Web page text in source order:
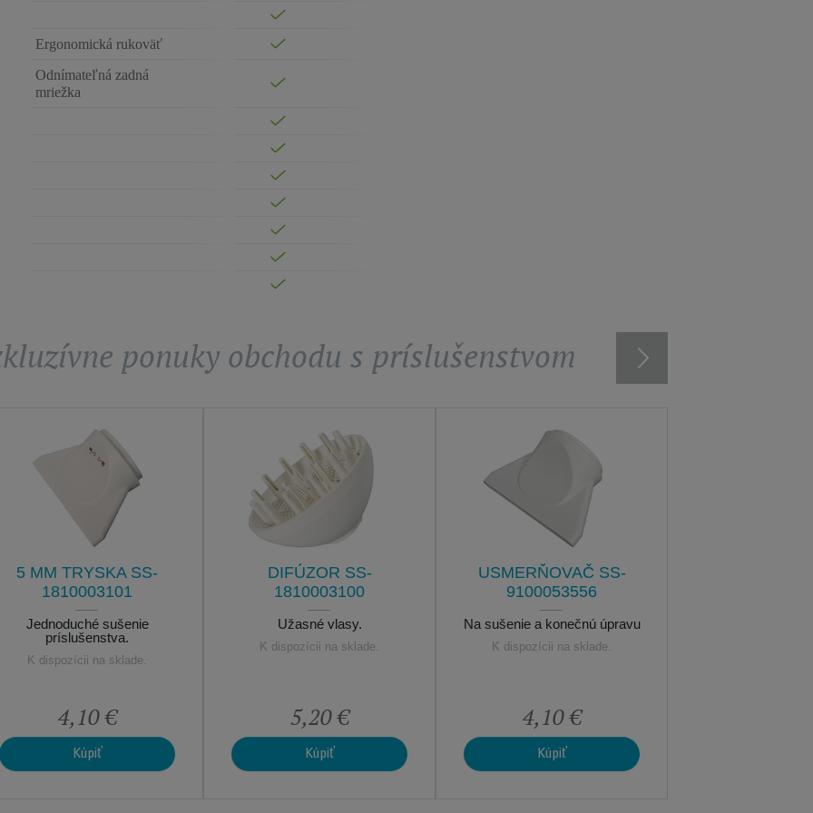
Ergonomická rukoväť
Odnímateľná zadná
mriežka
ponuky obchodu s príslušenstvom
5 MM TRYSKA SS-
1810003101
Jednoduché sušenie
príslušenstva.
K dispozícii na sklade.
4,10 €
Kúpiť
DIFÚZOR SS-
1810003100
Úžasné vlasy.
K dispozícii na sklade.
5,20 €
Kúpiť
USMERŇOVAČ SS-
9100053556
Na sušenie a konečnú úpravu
K dispozícii na sklade.
4,10 €
Kúpiť